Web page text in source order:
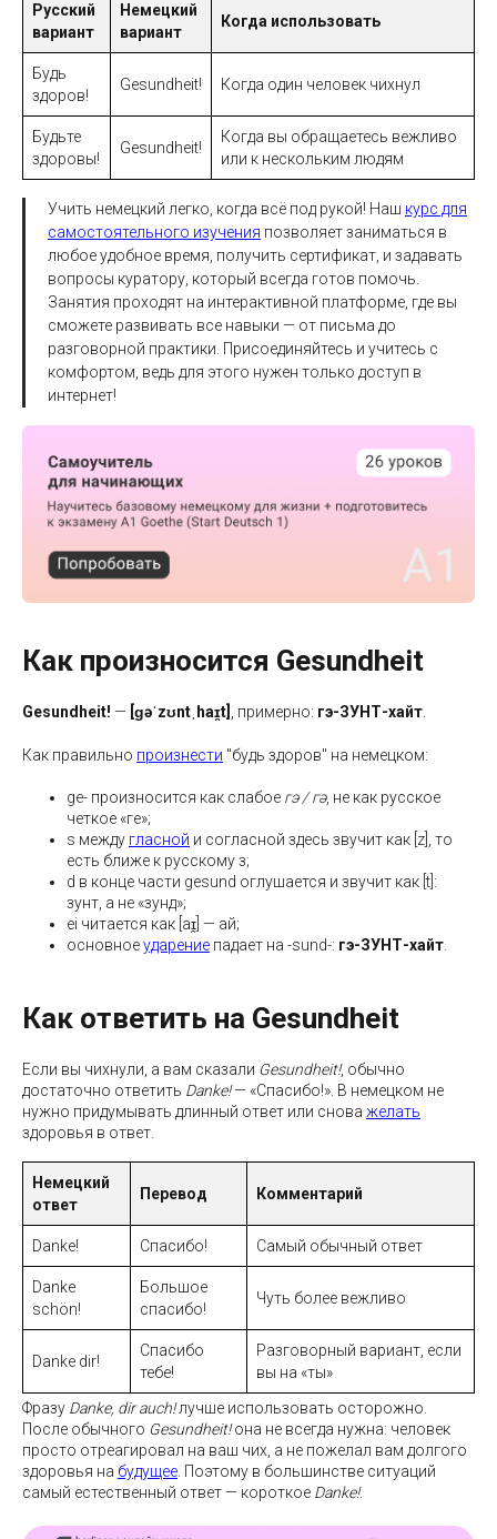
Русский
вариант
Немецкий
вариант
Когда использовать
Будь
здоров!
Gesundheit! Когда один человек чихнул
Будьте
здоровы!
Gesundheit!
Когда вы обращаетесь вежливо
или к нескольким людям
Учить немецкий легко, когда всё под рукой! Наш курс для
самостоятельного изучения позволяет заниматься в
любое удобное время, получить сертификат, и задавать
вопросы куратору, который всегда готов помочь.
Занятия проходят на интерактивной платформе, где вы
сможете развивать все навыки — от письма до
разговорной практики. Присоединяйтесь и учитесь с
комфортом, ведь для этого нужен только доступ в
интернет!
Как произносится Gesundheit
Gesundheit! — [ɡəˈzʊntˌhaɪ̯t] , примерно: гэ-ЗУНТ-хайт
Как правильно произнести "будь здоров" на немецком:
ge- произносится как слабое гэ / гə, не как русское
четкое «ге»;
s между гласной и согласной здесь звучит как [z], то
есть ближе к русскому з;
d в конце части gesund оглушается и звучит как [t]:
зунт, а не «зунд»;
ei читается как [aɪ̯] — ай;
основноеударение падает на -sund-: гэ-ЗУНТ-хайт
Как ответить на Gesundheit
Если вы чихнули, а вам сказали Gesundheit!, обычно
достаточно ответить Danke!— «Спасибо!». В немецком не
нужно придумывать длинный ответ или снова желать
здоровья в ответ.
Немецкий
ответ
Перевод Комментарий
Danke! Спасибо! Самый обычный ответ
Danke
schön!
Большое
спасибо!
Чуть более вежливо
Danke dir!
Спасибо
тебе!
Разговорный вариант, если
вы на «ты»
Фразу Danke, dir auch!лучше использовать осторожно.
После обычного Gesundheit!она не всегда нужна: человек
просто отреагировал на ваш чих, а не пожелал вам долгого
здоровья на будущее . Поэтому в большинстве ситуаций
самый естественный ответ — короткое Danke!.